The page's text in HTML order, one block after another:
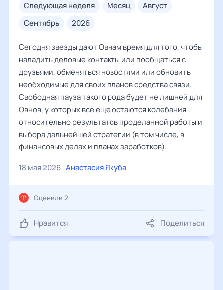
следующая неделя
месяц
август
сентябрь
2026
Сегодня звезды дают Овнам время для того, чтобы
наладить деловые контакты или пообщаться с
друзьями, обменяться новостями или обновить
необходимые для своих планов средства связи.
Свободная пауза такого рода будет не лишней для
Овнов, у которых все еще остаются колебания
относительно результатов проделанной работы и
выбора дальнейшей стратегии (в том числе, в
финансовых делах и планах заработков).
18 мая 2026 Анастасия Якуба
Нравится Поделиться
Оценили 2